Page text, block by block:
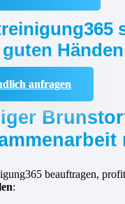
guten Händen
anfragen
beauftragen,
: